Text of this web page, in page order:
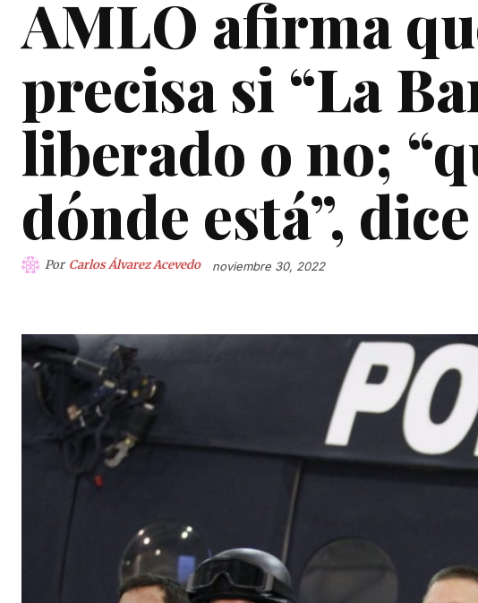
AMLO afirma
precisa si “La
liberado o no;
dónde está”, dice
Por Carlos Álvarez Acevedo noviembre 30, 2022